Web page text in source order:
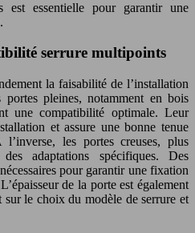
est essentielle pour garantir une
serrure multipoints
la faisabilité de l’installation
pleines, notamment en bois
une compatibilité optimale. Leur
et assure une bonne tenue
les portes creuses, plus
adaptations spécifiques. Des
pour garantir une fixation
de la porte est également
le choix du modèle de serrure et